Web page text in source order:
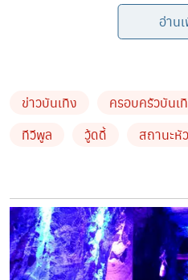
ความอดทนมนุษย์เราจะอดทน
โยเกิร์ต : หนูเป็นแชมป์เรื่อง
เราอาจจะขีดเส้นเอาไว้ก็ได้ว่
มองว่ามันเป็นการให้เวลากับ
เราโอเคพอใจกับสิ่งนี้จริง ๆ ไ
อ่าน
ข่าวบันเทิง ครอบครัวบันเ
ทีวีพูล
วู้ดดี้ สถานะหั